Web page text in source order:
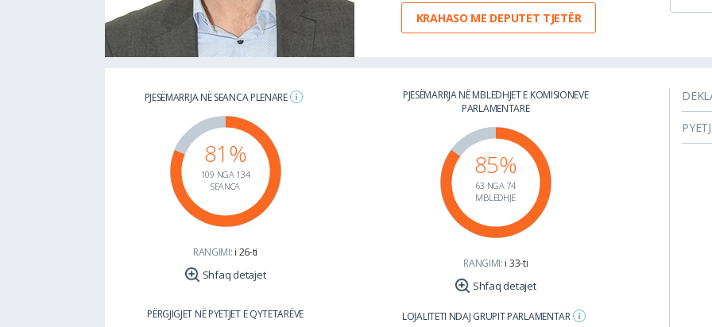
KRAHASO ME DEPUTET TJETËR
PJESËMARRJA NË SEANCA PLENARE
81%
109 NGA 134
SEANCA
RANGIMI: i 26-ti
Shfaq detajet
PJESËMARRJA NË MBLEDHJET E KOMISIONEVE
PARLAMENTARE
85%
63 NGA 74
MBLEDHJE
RANGIMI: i 33-ti
Shfaq detajet
PËRGJIGJET NË PYETJET E QYTETARËVE LOJALITETI NDAJ GRUPIT PARLAMENTAR